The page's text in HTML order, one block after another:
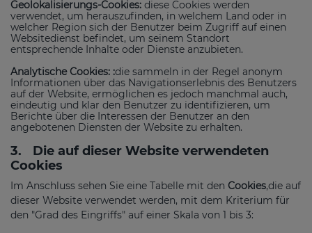
Geolokalisierungs-Cookies: diese Cookies werden
verwendet, um herauszufinden, in welchem Land oder in
welcher Region sich der Benutzer beim Zugriff auf einen
Websitedienst befindet, um seinem Standort
entsprechende Inhalte oder Dienste anzubieten.
Analytische Cookies: :die sammeln in der Regel anonym
Informationen über das Navigationserlebnis des Benutzers
auf der Website, ermöglichen es jedoch manchmal auch,
eindeutig und klar den Benutzer zu identifizieren, um
Berichte über die Interessen der Benutzer an den
angebotenen Diensten der Website zu erhalten.
3.
Die auf dieser Website verwendeten
Cookies
Im Anschluss sehen Sie eine Tabelle mit den Cookies,die auf
dieser Website verwendet werden, mit dem Kriterium für
den "Grad des Eingriffs" auf einer Skala von 1 bis 3: